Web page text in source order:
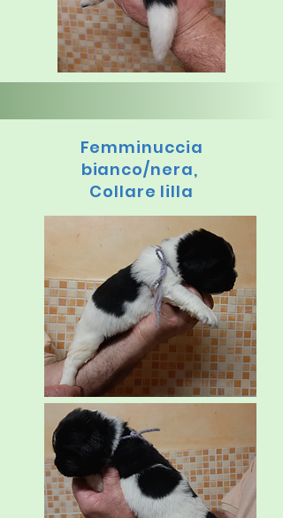
Femminuccia
bianco/nera,
Collare lilla